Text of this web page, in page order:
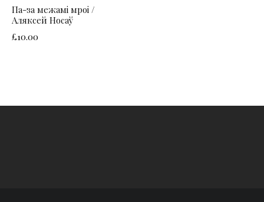
Па-за межамі мроі /
Аляксей Носаў
£10.00